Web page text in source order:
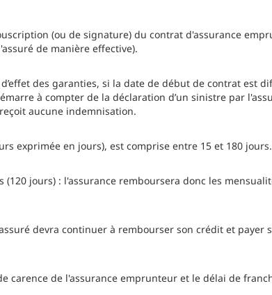
(ou de signature) du contrat d'assurance
de manière effective).
des garanties, si la date de début de contrat est
à compter de la déclaration d’un sinistre par
aucune indemnisation.
exprimée en jours), est comprise entre 15 et 180 jours.
(120 jours) : l'assurance remboursera donc les
devra continuer à rembourser son crédit et payer
carence de l'assurance emprunteur et le délai de